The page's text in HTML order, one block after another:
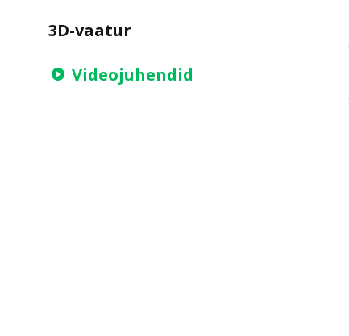
3D-vaatur
Videojuhendid